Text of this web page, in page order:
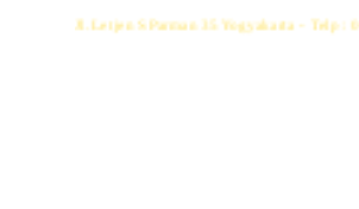
Jl. Letjen S Parman 35 Yogyakarta - Telp